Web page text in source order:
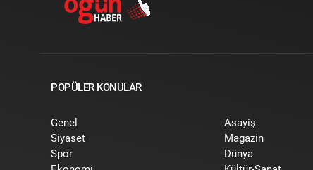
POPÜLER KONULAR
Genel
Siyaset
Spor
Asayiş
Magazin
Dünya